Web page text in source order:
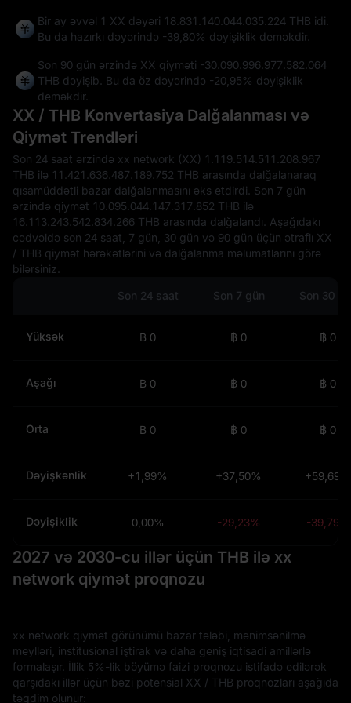
Bir ay əvvəl 1 XX dəyəri 18.831.140.044.035.224 THB idi.
Bu da hazırkı dəyərində -39,80% dəyişiklik deməkdir.
Son 90 gün ərzində XX qiyməti -30.090.996.977.582.064
THB dəyişib. Bu da öz dəyərində -20,95% dəyişiklik
deməkdir.
XX / THB Konvertasiya Dalğalanması və
Qiymət Trendləri
Son 24 saat ərzində xx network (XX) 1.119.514.511.208.967
THB ilə 11.421.636.487.189.752 THB arasında dalğalanaraq
qısamüddətli bazar dalğalanmasını əks etdirdi. Son 7 gün
ərzində qiymət 10.095.044.147.317.852 THB ilə
16.113.243.542.834.266 THB arasında dalğalandı. Aşağıdakı
cədvəldə son 24 saat, 7 gün, 30 gün və 90 gün üçün ətraflı XX
/ THB qiymət hərəkətlərini və dalğalanma məlumatlarını görə
bilərsiniz.
Son 24 saat
Son 7 gün Son 30
Yüksək ฿ 0 ฿ 0 ฿ 0
Aşağı ฿ 0 ฿ 0 ฿ 0
Orta ฿ 0 ฿ 0 ฿ 0
Dəyişkənlik +1,99% +37,50% +59,69%
Dəyişiklik 0,00% -29,23% -39,79%
2027 və 2030-cu illər üçün THB ilə xx
network qiymət proqnozu
xx network qiymət görünümü bazar tələbi, mənimsənilmə
meylləri, institusional iştirak və daha geniş iqtisadi amillərlə
formalaşır. İllik 5%-lik böyümə faizi proqnozu istifadə edilərək
qarşıdakı illər üçün bəzi potensial XX / THB proqnozları aşağıda
təqdim olunur: